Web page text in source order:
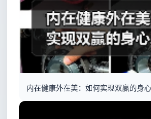
内在健康外在美：如何实现双赢的身